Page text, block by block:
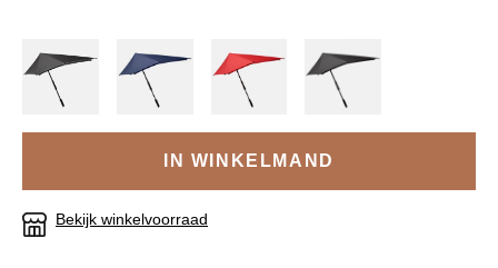
IN WINKELMAND
Bekijk winkelvoorraad